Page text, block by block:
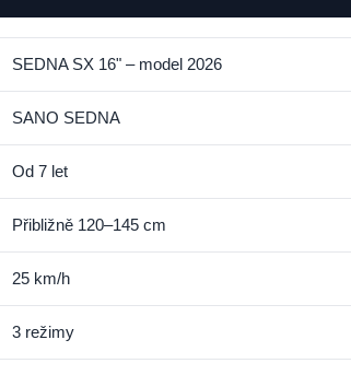
SEDNA SX 16" – model 2026
SANO SEDNA
Od 7 let
Přibližně 120–145 cm
25 km/h
3 režimy